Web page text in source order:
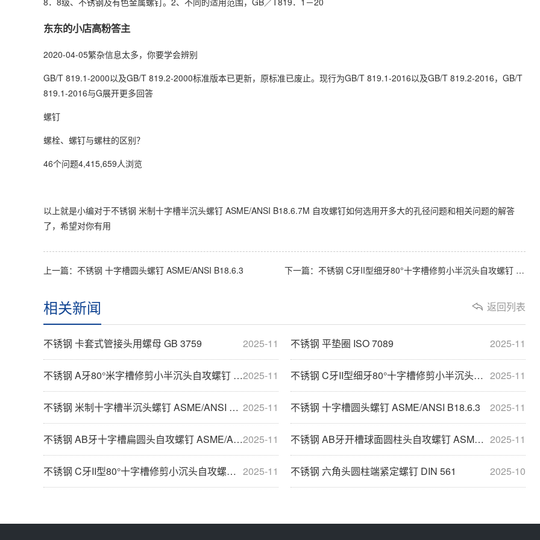
东东的小店高粉答主
2020-04-05繁杂信息太多，你要学会辨别
GB/T 819.1-2000以及GB/T 819.2-2000标准版本已更新，原标准已废止。现行为GB/T 819.1-2016以及GB/T 819.2-2016，GB/T
819.1-2016与G展开更多回答
螺钉
螺栓、螺钉与螺柱的区别？
46个问题4,415,659人浏览
以上就是小编对于不锈钢 米制十字槽半沉头螺钉 ASME/ANSI B18.6.7M 自攻螺钉如何选用开多大的孔径问题和相关问题的解答
了，希望对你有用
上一篇： 不锈钢 十字槽圆头螺钉 ASME/ANSI B18.6.3 下一篇： 不锈钢 C牙II型细牙80°十字槽修剪小半沉头自攻螺钉 ASME/ANSI B18.6.4
返回列表
相关新闻
2025-11
不锈钢 卡套式管接头用螺母 GB 3759 2025-11
不锈钢 平垫圈 ISO 7089
2025-11
不锈钢 A牙80°米字槽修剪小半沉头自攻螺钉 ASME/ANSI B18.6.4 2025-11
不锈钢 C牙II型细牙80°十字槽修剪小半沉头自攻螺钉 ASME/ANSI B18.6.4
2025-11
不锈钢 米制十字槽半沉头螺钉 ASME/ANSI B18.6.7M 2025-11
不锈钢 十字槽圆头螺钉 ASME/ANSI B18.6.3
2025-11
不锈钢 AB牙十字槽扁圆头自攻螺钉 ASME/ANSI B18.6.3 2025-11
不锈钢 AB牙开槽球面圆柱头自攻螺钉 ASME/ANSI B18.6.3
2025-11
不锈钢 C牙II型80°十字槽修剪小沉头自攻螺钉 ASME/ANSI B18.6.4 2025-10
不锈钢 六角头圆柱端紧定螺钉 DIN 561